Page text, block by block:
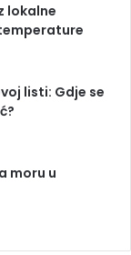
lokalne
listi: Gdje se
moru u